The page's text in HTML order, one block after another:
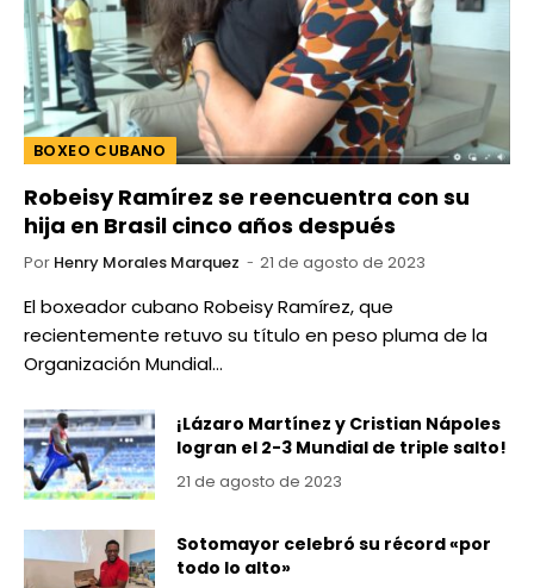
BOXEO CUBANO
Robeisy Ramírez se reencuentra con su
hija en Brasil cinco años después
Por Henry Morales Marquez 21 de agosto de 2023
El boxeador cubano Robeisy Ramírez, que
recientemente retuvo su título en peso pluma de la
Organización Mundial…
¡Lázaro Martínez y Cristian Nápoles
logran el 2-3 Mundial de triple salto!
21 de agosto de 2023
Sotomayor celebró su récord «por
todo lo alto»